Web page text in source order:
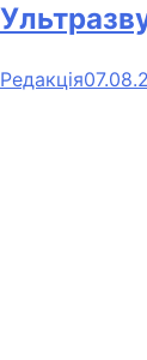
Редакція